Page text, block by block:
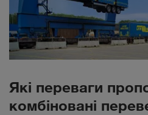
Які переваги
комбіновані